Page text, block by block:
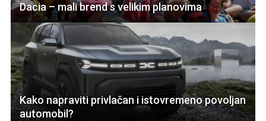
Dacia – mali brend s velikim planovima
Kako napraviti privlačan i istovremeno povoljan
automobil?